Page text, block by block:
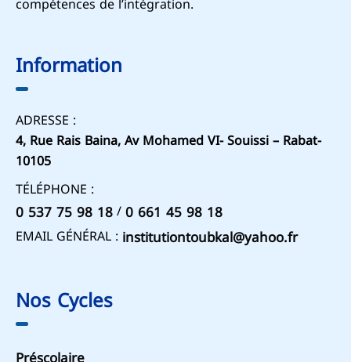
Information
ADRESSE :
4, Rue Rais Baina, Av Mohamed VI- Souissi – Rabat-
10105
TÉLÉPHONE :
0 537 75 98 18/0 661 45 98 18
EMAIL GÉNÉRAL : institutiontoubkal@yahoo.fr
Nos Cycles